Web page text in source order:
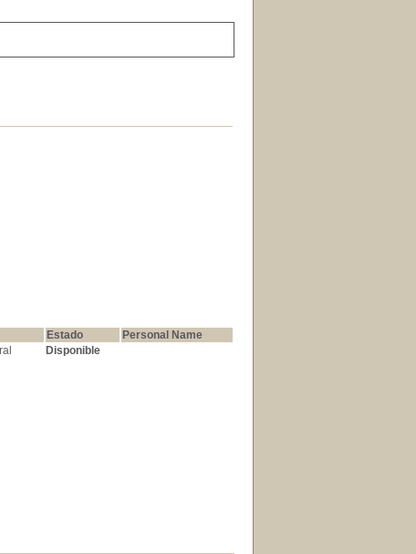
Estado
Personal Name
Disponible